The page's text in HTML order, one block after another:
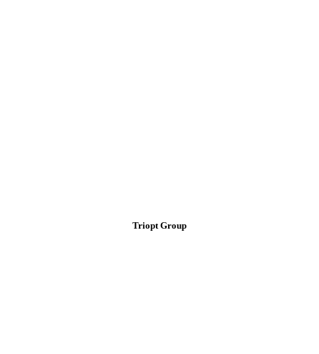
Triopt Group